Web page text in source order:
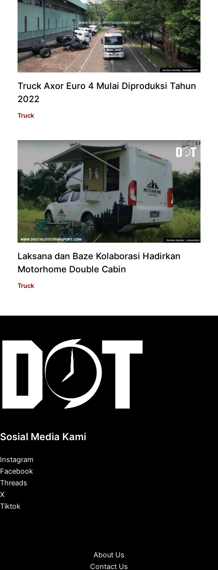
Truck Axor Euro 4 Mulai Diproduksi Tahun
2022
Truck
Laksana dan Baze Kolaborasi Hadirkan
Motorhome Double Cabin
Truck
Sosial Media Kami
Instagram
Facebook
Threads
X
Tiktok
About Us
Contact Us